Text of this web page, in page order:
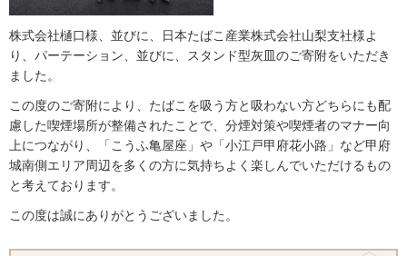
株式会社樋口様、並びに、日本たばこ産業株式会社山梨支社様よ
り、パーテーション、並びに、スタンド型灰皿のご寄附をいただき
ました。
この度のご寄附により、たばこを吸う方と吸わない方どちらにも配
慮した喫煙場所が整備されたことで、分煙対策や喫煙者のマナー向
上につながり、「こうふ亀屋座」や「小江戸甲府花小路」など甲府
城南側エリア周辺を多くの方に気持ちよく楽しんでいただけるもの
と考えております。
この度は誠にありがとうございました。